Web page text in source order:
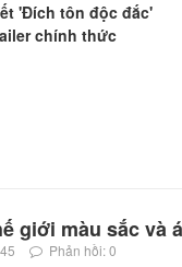
'Đích tôn độc đắc'
chính thức
giới màu sắc và
Phản hồi: 0